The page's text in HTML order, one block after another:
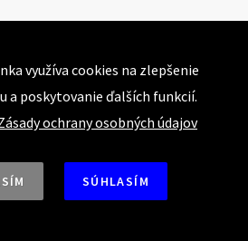
využíva cookies na zlepšenie
a poskytovanie ďalších funkcií.
ochrany osobných údajov
SÚHLASÍM